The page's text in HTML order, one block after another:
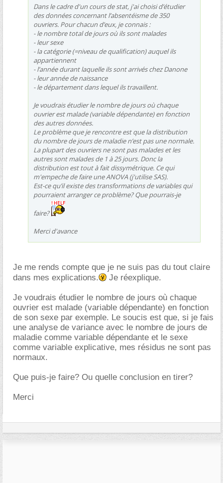
Dans le cadre d'un cours de stat, j'ai choisi d’étudier
des données concernant l’absentéisme de 350
ouvriers. Pour chacun d’eux, je connais :
- le nombre total de jours où ils sont malades
- leur sexe
- la catégorie (=niveau de qualification) auquel ils
appartiennent
- l’année durant laquelle ils sont arrivés chez Danone
- leur année de naissance
- le département dans lequel ils travaillent.
Je voudrais étudier le nombre de jours où chaque
ouvrier est malade (variable dépendante) en fonction
des autres données.
Le problème que je rencontre est que la distribution
du nombre de jours de maladie n’est pas une normale.
La plupart des ouvriers ne sont pas malades et les
autres sont malades de 1 à 25 jours. Donc la
distribution est tout à fait dissymétrique. Ce qui
m'empeche de faire une ANOVA (j'utilise SAS).
Est-ce qu’il existe des transformations de variables qui
pourraient arranger ce problème? Que pourrais-je
faire?
Merci d'avance
Je me rends compte que je ne suis pas du tout claire
dans mes explications.
Je réexplique.
Je voudrais étudier le nombre de jours où chaque
ouvrier est malade (variable dépendante) en fonction
de son sexe par exemple. Le soucis est que, si je fais
une analyse de variance avec le nombre de jours de
maladie comme variable dépendante et le sexe
comme variable explicative, mes résidus ne sont pas
normaux.
Que puis-je faire? Ou quelle conclusion en tirer?
Merci